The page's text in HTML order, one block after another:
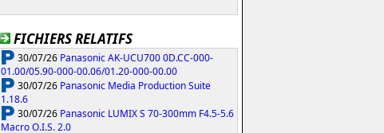
FICHIERS RELATIFS
30/07/26 Panasonic AK-UCU700 0D.CC-000-
01.00/05.90-000-00.06/01.20-000-00.00
30/07/26 Panasonic Media Production Suite
1.18.6
30/07/26 Panasonic LUMIX S 70-300mm F4.5-5.6
Macro O.I.S. 2.0